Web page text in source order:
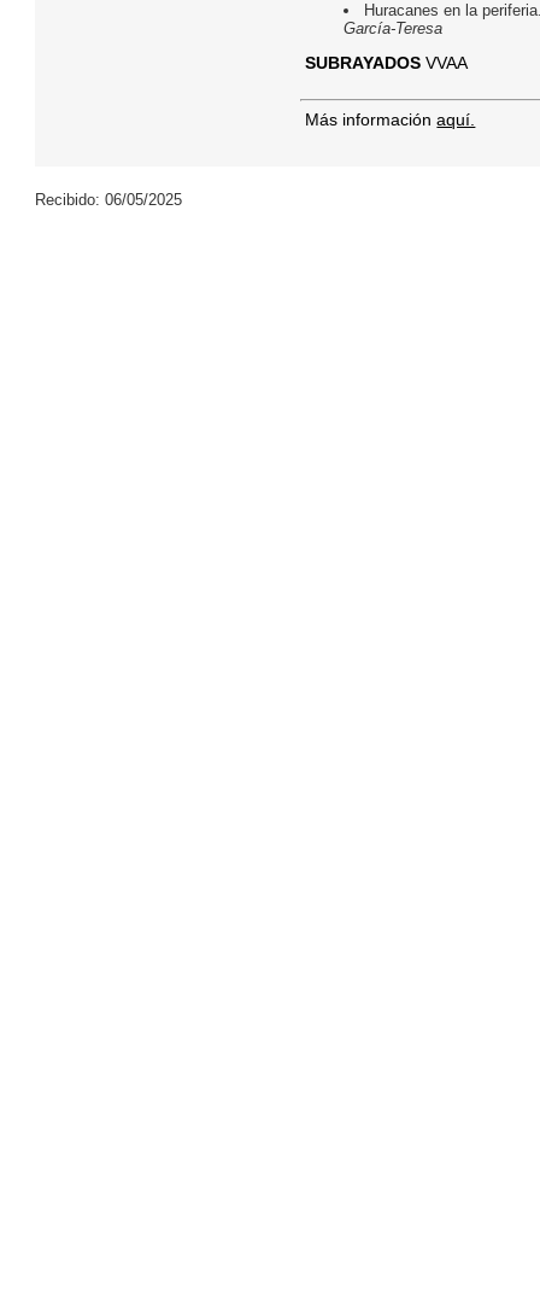
Huracanes en la
García-Teresa
SUBRAYADOS VVAA
Más informaciónaquí.
Recibido: 06/05/2025